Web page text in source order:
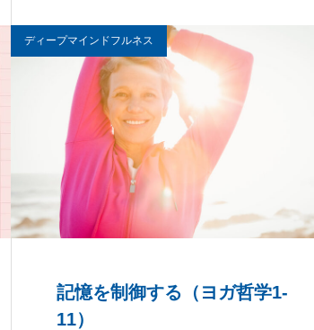
ディープマインドフルネス
記憶を制御する（ヨガ哲学1-
11）